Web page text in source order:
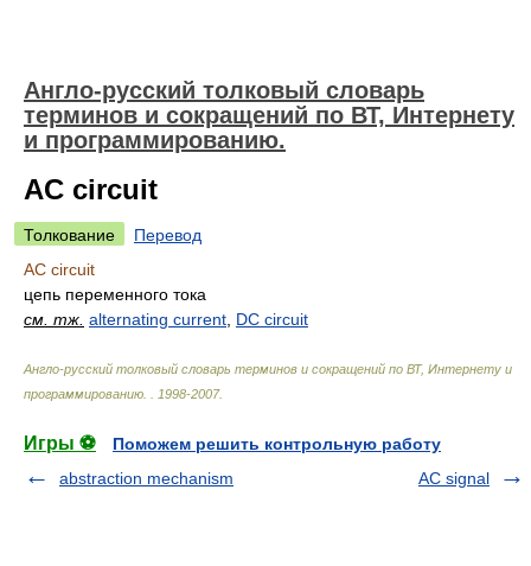
Англо-русский толковый словарь
терминов и сокращений по ВТ, Интернету
и программированию.
AC circuit
Толкование
Перевод
AC circuit
цепь переменного тока
см. тж. alternating current DC circuit
Англо-русский толковый словарь терминов и сокращений по ВТ, Интернету и
программированию.
1998-2007.
Игры ⚽
Поможем решить контрольную работу
abstraction mechanism
AC signal